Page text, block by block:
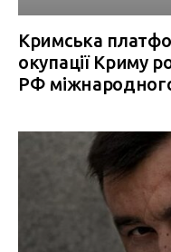
Кримська
окупації Криму
РФ